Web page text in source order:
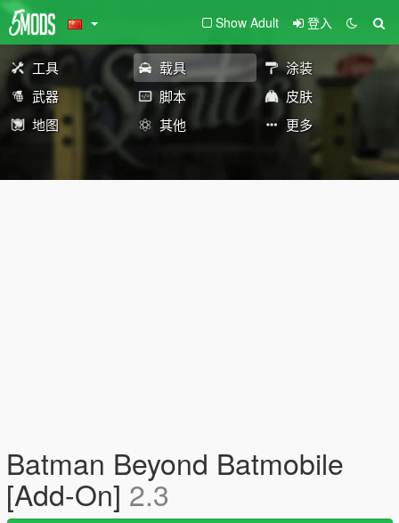
Show Adult 登入
工具 载具
涂装
武器
脚本
皮肤
地图
其他 更多
Batman Beyond Batmobile
[Add-On] 2.3